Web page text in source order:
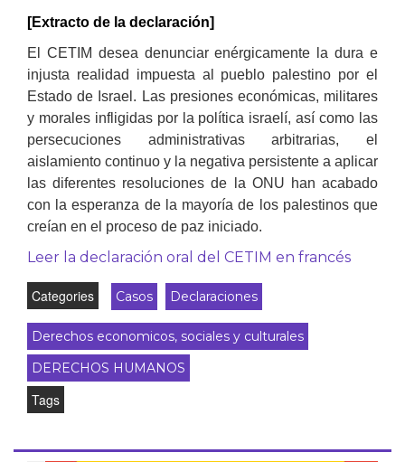
[Extracto de la declaración]
El CETIM desea denunciar enérgicamente la dura e
injusta realidad impuesta al pueblo palestino por el
Estado de Israel. Las presiones económicas, militares
y morales infligidas por la política israelí, así como las
persecuciones administrativas arbitrarias, el
aislamiento continuo y la negativa persistente a aplicar
las diferentes resoluciones de la ONU han acabado
con la esperanza de la mayoría de los palestinos que
creían en el proceso de paz iniciado.
Leer la declaración oral del CETIM en francés
Categories Casos Declaraciones
Derechos economicos, sociales y culturales
DERECHOS HUMANOS
Tags